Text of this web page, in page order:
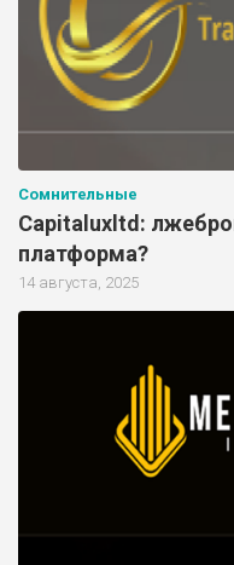
Сомнительные
Capitaluxltd:
платформа?
14 августа, 2025